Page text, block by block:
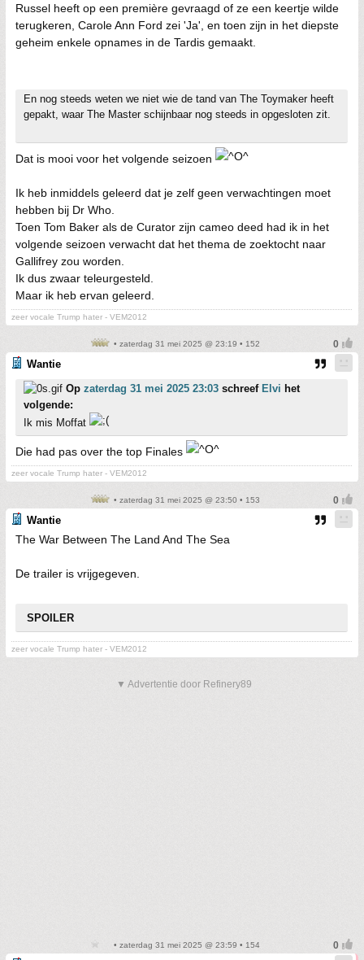
Russel heeft op een première gevraagd of ze een keertje wilde
terugkeren, Carole Ann Ford zei 'Ja', en toen zijn in het diepste
geheim enkele opnames in de Tardis gemaakt.
En nog steeds weten we niet wie de tand van The Toymaker heeft
gepakt, waar The Master schijnbaar nog steeds in opgesloten zit.
Dat is mooi voor het volgende seizoen
Ik heb inmiddels geleerd dat je zelf geen verwachtingen moet
hebben bij Dr Who.
Toen Tom Baker als de Curator zijn cameo deed had ik in het
volgende seizoen verwacht dat het thema de zoektocht naar
Gallifrey zou worden.
Ik dus zwaar teleurgesteld.
Maar ik heb ervan geleerd.
zeer vocale Trump hater - VEM2012
• zaterdag 31 mei 2025 @ 23:19 • 152
Wantie
Op zaterdag 31 mei 2025 23:03 schreef Elvi het
volgende:
Ik mis Moffat
Die had pas over the top Finales
zeer vocale Trump hater - VEM2012
• zaterdag 31 mei 2025 @ 23:50 • 153
Wantie
The War Between The Land And The Sea
De trailer is vrijgegeven.
SPOILER
zeer vocale Trump hater - VEM2012
▼ Advertentie door Refinery89
• zaterdag 31 mei 2025 @ 23:59 • 154